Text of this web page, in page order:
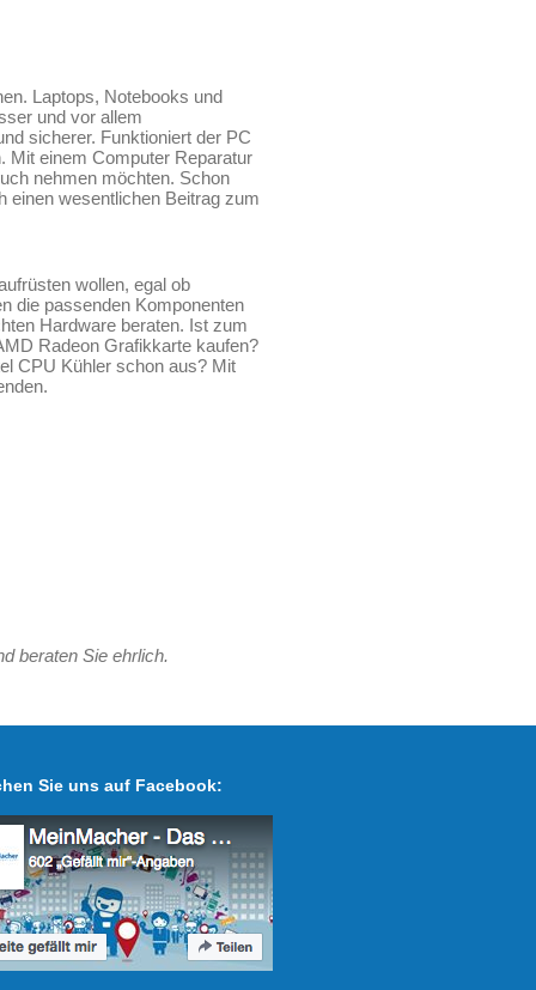
Laptops, Notebooks und
und vor allem
sicherer. Funktioniert der PC
Mit einem Computer Reparatur
nehmen möchten. Schon
einen wesentlichen Beitrag zum
wollen, egal ob
die passenden Komponenten
Hardware beraten. Ist zum
Radeon Grafikkarte kaufen?
CPU Kühler schon aus? Mit
beraten Sie ehrlich.
Sie uns auf Facebook: